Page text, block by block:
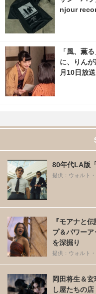
njour
「風、薫
に、りん
月10日放
80年代LA版
提供：ウォルト
『モアナと
プ＆パワー
を深掘り
提供：ウォルト
岡田将生＆
し屋たちの